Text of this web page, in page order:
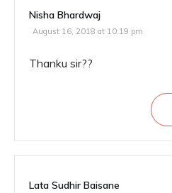
Nisha Bhardwaj
August 16, 2018 at 10:19 pm
Thanku sir??
Lata Sudhir Baisane